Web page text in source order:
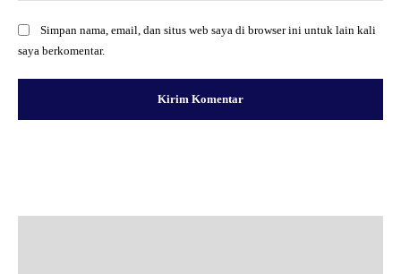
Simpan nama, email, dan situs web saya di browser ini untuk lain kali
saya berkomentar.